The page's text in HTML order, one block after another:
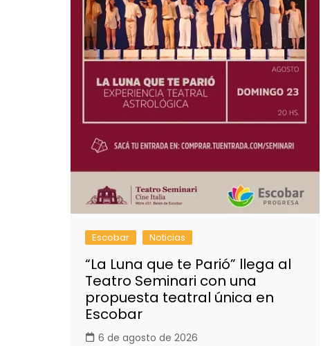
Escobar Noticias
“La Luna que te Parió” llega al
Teatro Seminari con una
propuesta teatral única en
Escobar
6 de agosto de 2026